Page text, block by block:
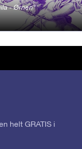
- Ørnen
helt GRATIS i